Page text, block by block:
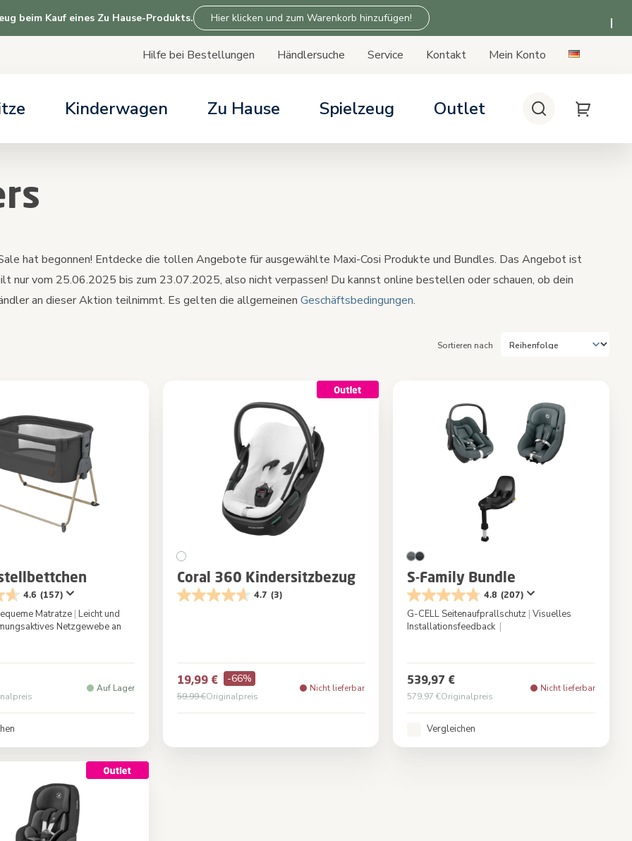
beim Kauf eines Zu Hause-Produkts. Hier klicken und zum Warenkorb hinzufügen!
Hilfe bei Bestellungen Händlersuche Service Kontakt
Mein Konto
lang testen
Kinderwagen
bei Bestellungen
Zu Hause
bei bestellungen
Spielzeug
bei bestellungen
Outlet Suche My Cart
hat begonnen! Entdecke die tollen Angebote für ausgewählte Maxi-Cosi Produkte und Bundles. Das Angebot ist
nur vom 25.06.2025 bis zum 23.07.2025, also nicht verpassen! Du kannst online bestellen oder schauen, ob dein
an dieser Aktion teilnimmt. Es gelten die allgemeinen Geschäftsbedingungen.
Sortieren nach
4.6 (157)
Matratze | Leicht und
Netzgewebe an
Auf Lager
Coral 360 Kindersitzbezug
4.7 (3)
19,99 € -66%
59,99 €Originalpreis
Nicht lieferbar
S-Family Bundle
4.8 (207)
G-CELL Seitenaufprallschutz | Visuelles
Installationsfeedback |
539,97 €
579,97 €Originalpreis
Nicht lieferbar
Vergleichen